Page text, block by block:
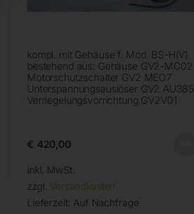
kompl. mit Gehäuse f. Mod. BS-H(V)
bestehend aus: Gehäuse GV2-MC02
Motorschutzschalter GV2 MEO7
Unterspannungsauslöser GV2 AU385
Verriegelungsvorrichtung GV2V01
€ 420,00
inkl. MwSt.
zzgl. Versandkosten
Lieferzeit: Auf Nachfrage